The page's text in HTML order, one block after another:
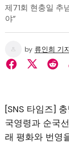
제71회 현충일 추
야”
by 류인희 기
[SNS 타임즈]
국영령과 순국
래 평화와 번영